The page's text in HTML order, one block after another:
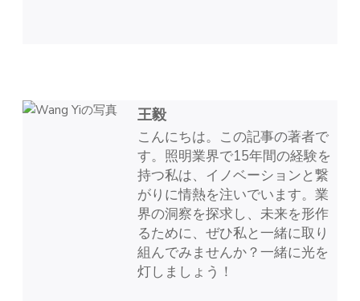
王毅
こんにちは。この記事の著者で
す。照明業界で15年間の経験を
持つ私は、イノベーションと繋
がりに情熱を注いでいます。業
界の洞察を探求し、未来を形作
るために、ぜひ私と一緒に取り
組んでみませんか？一緒に光を
灯しましょう！